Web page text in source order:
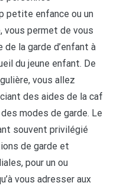
petite enfance ou un
vous permet de vous
la garde d’enfant à
du jeune enfant. De
vous allez
des aides de la caf
modes de garde. Le
souvent privilégié
de garde et
pour un ou
vous adresser aux